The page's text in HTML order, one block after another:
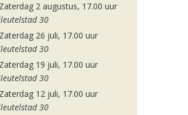
Zaterdag 2 augustus, 17.00 uur
30
Zaterdag 26 juli, 17.00 uur
30
Zaterdag 19 juli, 17.00 uur
30
Zaterdag 12 juli, 17.00 uur
30